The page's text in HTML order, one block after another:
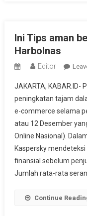
Ini Tips aman
Harbolnas
Editor
JAKARTA, KABAR.ID-
peningkatan tajam
e-commerce selama
atau 12 Desember
Online Nasional).
Kaspersky
finansial sebelum
Jumlah rata-rata
Continue